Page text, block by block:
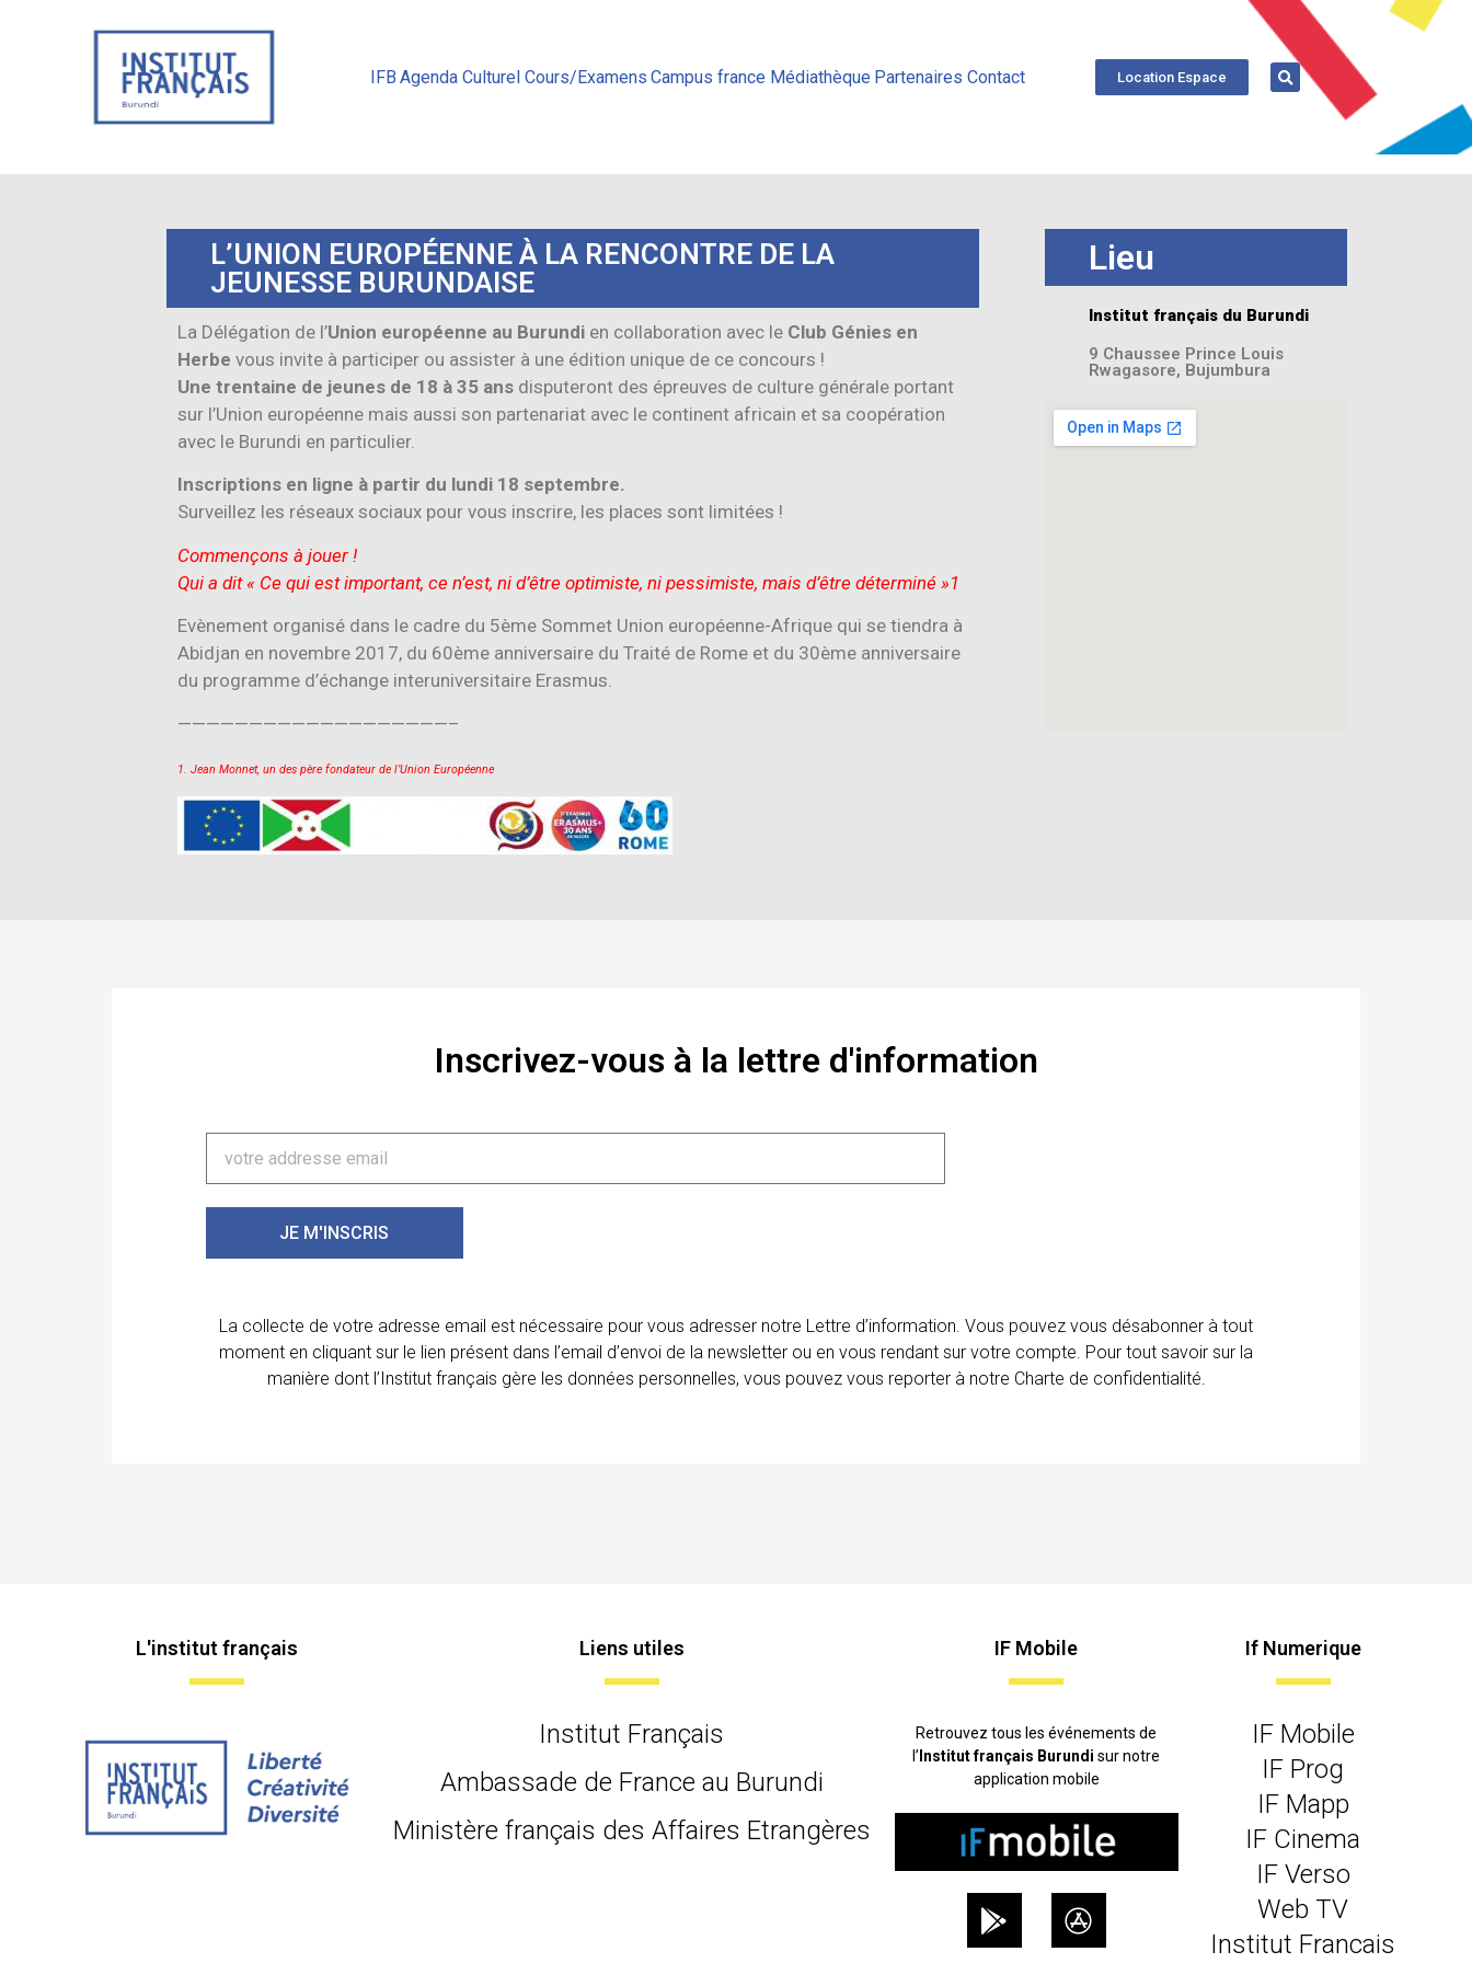
IFB Agenda Culturel Cours/Examens Campus france Médiathèque Partenaires Contact Location Espace
L’UNION EUROPÉENNE À LA RENCONTRE DE LA
JEUNESSE BURUNDAISE
La Délégation de l’Union européenne au Burundi en collaboration avec le Club Génies en
Herbe vous invite à participer ou assister à une édition unique de ce concours !
Une trentaine de jeunes de 18 à 35 ans disputeront des épreuves de culture générale portant
sur l’Union européenne mais aussi son partenariat avec le continent africain et sa coopération
avec le Burundi en particulier.
Inscriptions en ligne à partir du lundi 18 septembre.
Surveillez les réseaux sociaux pour vous inscrire, les places sont limitées !
Commençons à jouer !
Qui a dit « Ce qui est important, ce n’est, ni d’être optimiste, ni pessimiste, mais d’être déterminé »1
Evènement organisé dans le cadre du 5ème Sommet Union européenne-Afrique qui se tiendra à
Abidjan en novembre 2017, du 60ème anniversaire du Traité de Rome et du 30ème anniversaire
du programme d’échange interuniversitaire Erasmus.
———————————————————–
1. Jean Monnet, un des père fondateur de l’Union Européenne
Lieu
Institut français du Burundi
9 Chaussee Prince Louis
Rwagasore, Bujumbura
Inscrivez-vous à la lettre d'information
JE M'INSCRIS
La collecte de votre adresse email est nécessaire pour vous adresser notre Lettre d’information. Vous pouvez vous désabonner à tout
moment en cliquant sur le lien présent dans l’email d’envoi de la newsletter ou en vous rendant sur votre compte. Pour tout savoir sur la
manière dont l’Institut français gère les données personnelles, vous pouvez vous reporter à notre Charte de confidentialité.
L'institut français Liens utiles
Institut Français
Ambassade de France au Burundi
Ministère français des Affaires Etrangères
IF Mobile
Retrouvez tous les événements de
l’ Institut français Burundisur notre
application mobile
If Numerique
IF Mobile
IF Prog
IF Mapp
IF Cinema
IF Verso
Web TV
Institut Francais